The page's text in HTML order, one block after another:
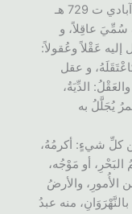
ت 729 هـ
سُمِّيَ عاقِلاً، و
عَقْلاً وعُقولاً:
و عقل
الدِّيَةُ،
يُجَلَّلُ به
كلِّ شيءٍ: أكرمُهُ،
البَحْرِ، أو مَوْجُه،
الأُمورِ، والأرضُ
منه عبدُ